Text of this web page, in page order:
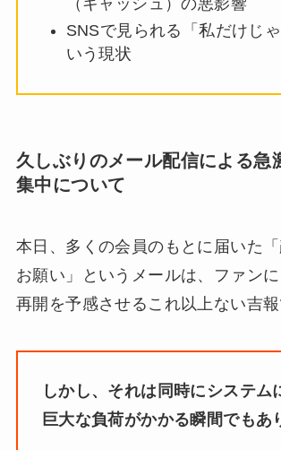
SNSで見られる「私だけじ
いう現状
久しぶりのメール配信による急
集中について
本日、多くの会員のもとに届いた
お願い」というメールは、ファン
再開を予感させるこれ以上ない吉報
しかし、それは同時にシステム
巨大な負荷がかかる瞬間でもあ